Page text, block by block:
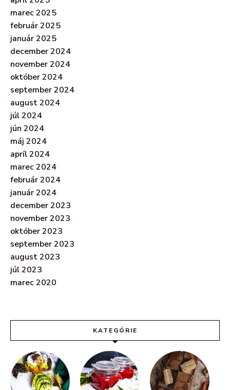
marec 2025
február 2025
január 2025
december 2024
november 2024
október 2024
september 2024
august 2024
júl 2024
jún 2024
máj 2024
apríl 2024
marec 2024
február 2024
január 2024
december 2023
november 2023
október 2023
september 2023
august 2023
júl 2023
marec 2020
KATEGÓRIE